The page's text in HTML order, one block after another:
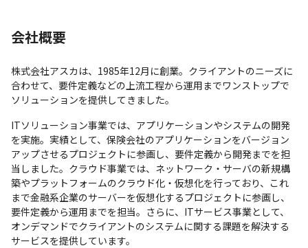
会社概要
株式会社アスカは、1985年12月に創業。クライアントのニーズに
合わせて、要件定義などの上流工程から運用までワンストップで
ソリューションを提供してきました。
ITソリューション事業では、アプリケーションやシステムの開発
を実施。実績として、保険会社のアプリケーションをバージョン
アップさせるプロジェクトに参画し、要件定義から開発までを担
当しました。クラウド事業では、ネットワーク・サーバの新規構
築やプラットフォームのクラウド化・仮想化を行っており、これ
まで金融系企業のサーバーを仮想化するプロジェクトに参画し、
要件定義から運用までを担当。さらに、ITサービス事業として、
オンデマンドでクライアントのシステムに関する課題を解決する
サービスを提供しています。